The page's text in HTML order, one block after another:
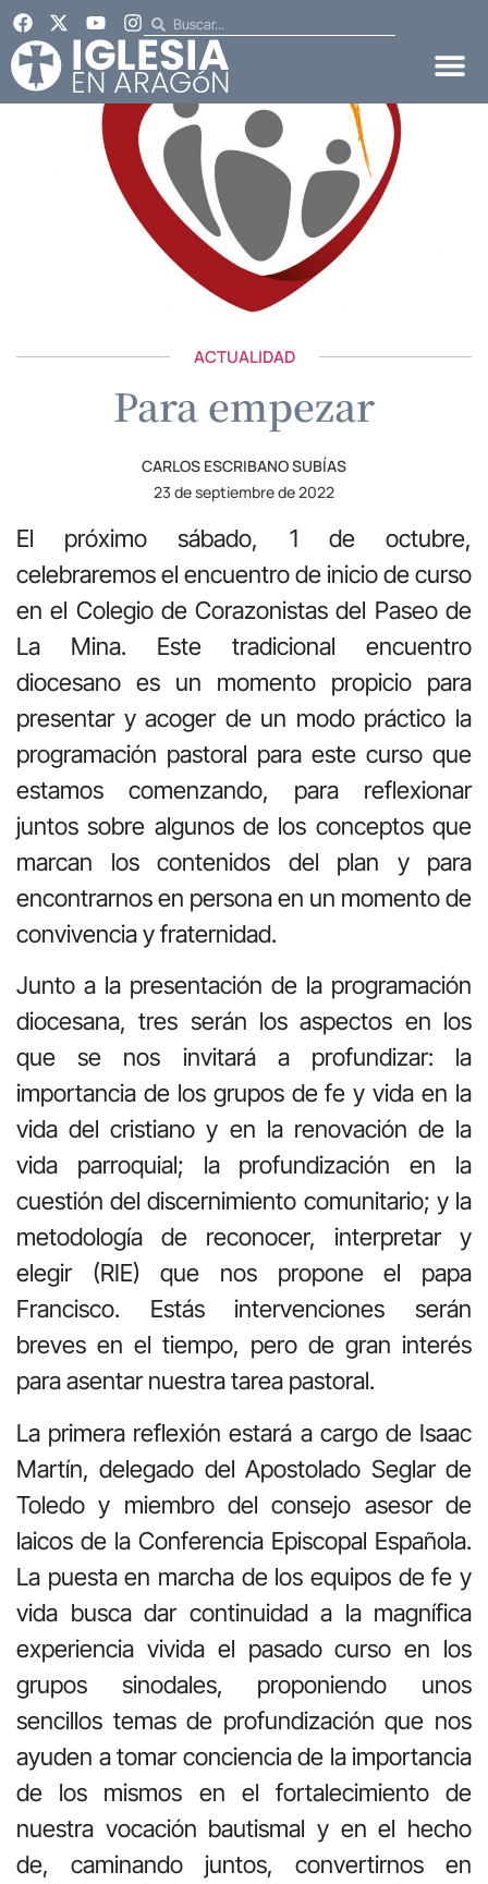
ACTUALIDAD
Para empezar
CARLOS ESCRIBANO SUBÍAS
23 de septiembre de 2022
El próximo sábado, 1 de octubre,
celebraremos el encuentro de inicio de curso
en el Colegio de Corazonistas del Paseo de
La Mina. Este tradicional encuentro
diocesano es un momento propicio para
presentar y acoger de un modo práctico la
programación pastoral para este curso que
estamos comenzando, para reflexionar
juntos sobre algunos de los conceptos que
marcan los contenidos del plan y para
encontrarnos en persona en un momento de
convivencia y fraternidad.
Junto a la presentación de la programación
diocesana, tres serán los aspectos en los
que se nos invitará a profundizar: la
importancia de los grupos de fe y vida en la
vida del cristiano y en la renovación de la
vida parroquial; la profundización en la
cuestión del discernimiento comunitario; y la
metodología de reconocer, interpretar y
elegir (RIE) que nos propone el papa
Francisco. Estás intervenciones serán
breves en el tiempo, pero de gran interés
para asentar nuestra tarea pastoral.
La primera reflexión estará a cargo de Isaac
Martín, delegado del Apostolado Seglar de
Toledo y miembro del consejo asesor de
laicos de la Conferencia Episcopal Española.
La puesta en marcha de los equipos de fe y
vida busca dar continuidad a la magnífica
experiencia vivida el pasado curso en los
grupos sinodales, proponiendo unos
sencillos temas de profundización que nos
ayuden a tomar conciencia de la importancia
de los mismos en el fortalecimiento de
nuestra vocación bautismal y en el hecho
de, caminando juntos, convertirnos en